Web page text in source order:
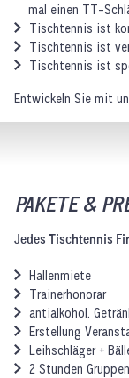
mal einen TT-
Tischtennis ist
Tischtennis ist
Tischtennis ist
Entwickeln Sie mit
PAKETE &
Jedes Tischtennis
Hallenmiete
Trainerhonorar
antialkohol.
Erstellung
Leihschläger +
2 Stunden